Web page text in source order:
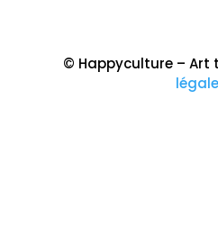
© Happyculture – Art